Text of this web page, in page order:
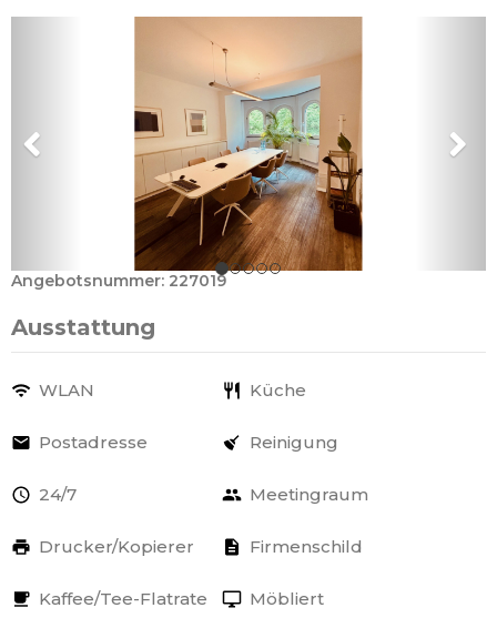
Angebotsnummer: 227019
Ausstattung
WLAN Küche
Postadresse Reinigung
24/7 Meetingraum
Drucker/Kopierer Firmenschild
Kaffee/Tee-Flatrate Möbliert